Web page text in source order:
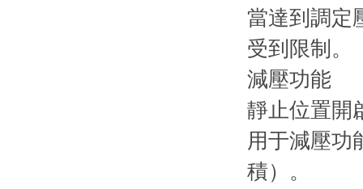
當達到調定
受到限制。
減壓功能
靜止位置開
用于減壓功
積）。